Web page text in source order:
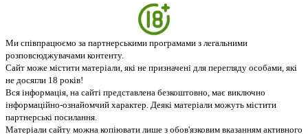
Ми співпрацюємо за партнерськими програмами з легальними
розповсюджувачами контенту.
Сайт може містити матеріали, які не призначені для перегляду особами, які
не досягли 18 років!
Вся інформація, на сайті представлена безкоштовно, має виключно
інформаційно-ознайомчий характер. Деякі матеріали можуть містити
партнерські посилання.
Матеріали сайту можна копіювати лише з обов'язковим вказанням активного